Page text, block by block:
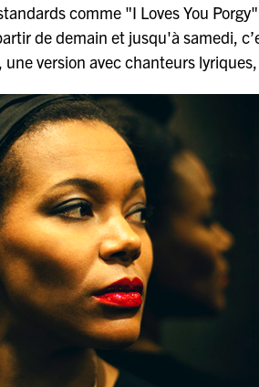
comme "I Loves You
de demain et jusqu'à samedi,
version avec chanteurs